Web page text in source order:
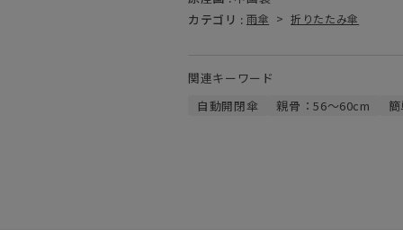
カテゴリ : 雨傘 > 折りたたみ傘
関連キーワード
自動開閉傘
親骨：56～60cm